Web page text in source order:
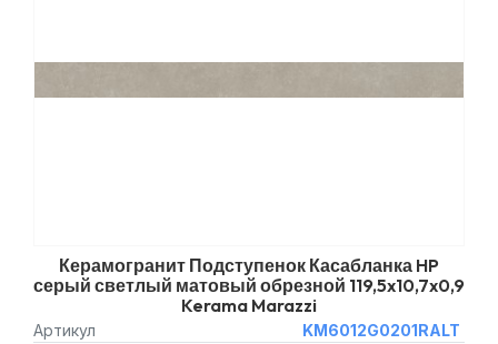
Керамогранит Подступенок Касабланка HP
серый светлый матовый обрезной 119,5x10,7x0,9
Kerama Marazzi
Артикул
KM6012G0201RALT